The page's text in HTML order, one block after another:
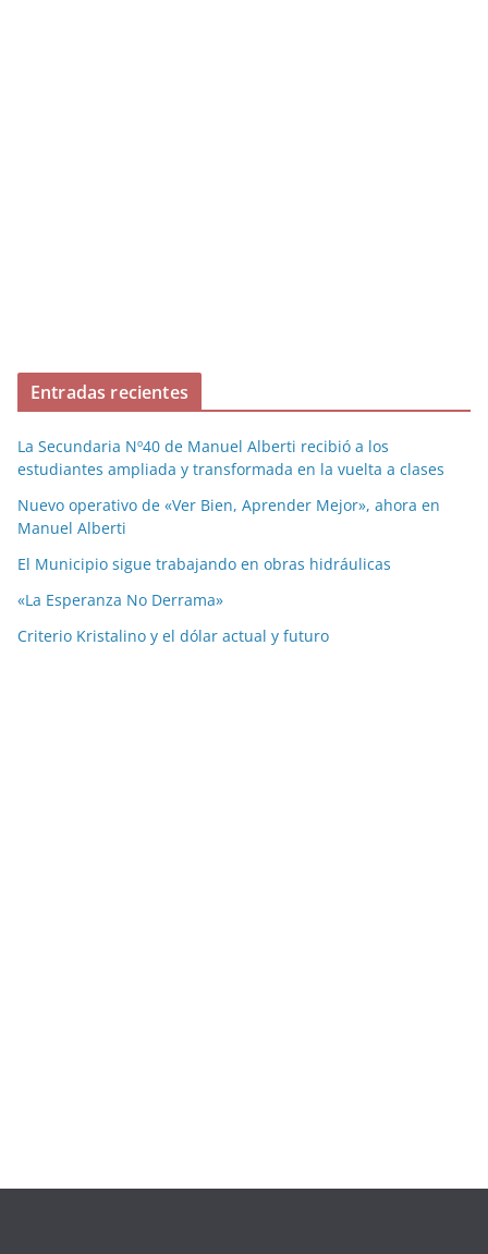
Entradas recientes
La Secundaria Nº40 de Manuel Alberti recibió a los
estudiantes ampliada y transformada en la vuelta a clases
Nuevo operativo de «Ver Bien, Aprender Mejor», ahora en
Manuel Alberti
El Municipio sigue trabajando en obras hidráulicas
«La Esperanza No Derrama»
Criterio Kristalino y el dólar actual y futuro